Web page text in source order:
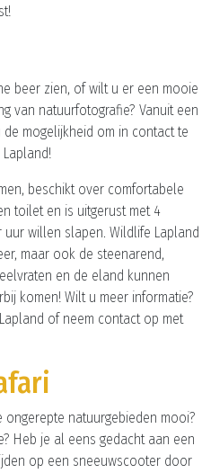
beer zien, of wilt u er een mooie
van natuurfotografie? Vanuit een
mogelijkheid om in contact te
beschikt over comfortabele
toilet en is uitgerust met 4
willen slapen. Wildlife Lapland
maar ook de steenarend,
en de eland kunnen
komen! Wilt u meer informatie?
of neem contact op met
natuurgebieden mooi?
Heb je al eens gedacht aan een
op een sneeuwscooter door